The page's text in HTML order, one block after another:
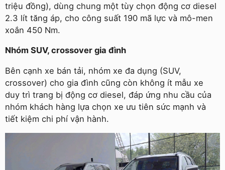
triệu đồng), dùng chung một tùy chọn động cơ diesel
2.3 lít tăng áp, cho công suất 190 mã lực và mô-men
xoắn 450 Nm.
Nhóm SUV, crossover gia đình
Bên cạnh xe bán tải, nhóm xe đa dụng (SUV,
crossover) cho gia đình cũng còn không ít mẫu xe
duy trì trang bị động cơ diesel, đáp ứng nhu cầu của
nhóm khách hàng lựa chọn xe ưu tiên sức mạnh và
tiết kiệm chi phí vận hành.